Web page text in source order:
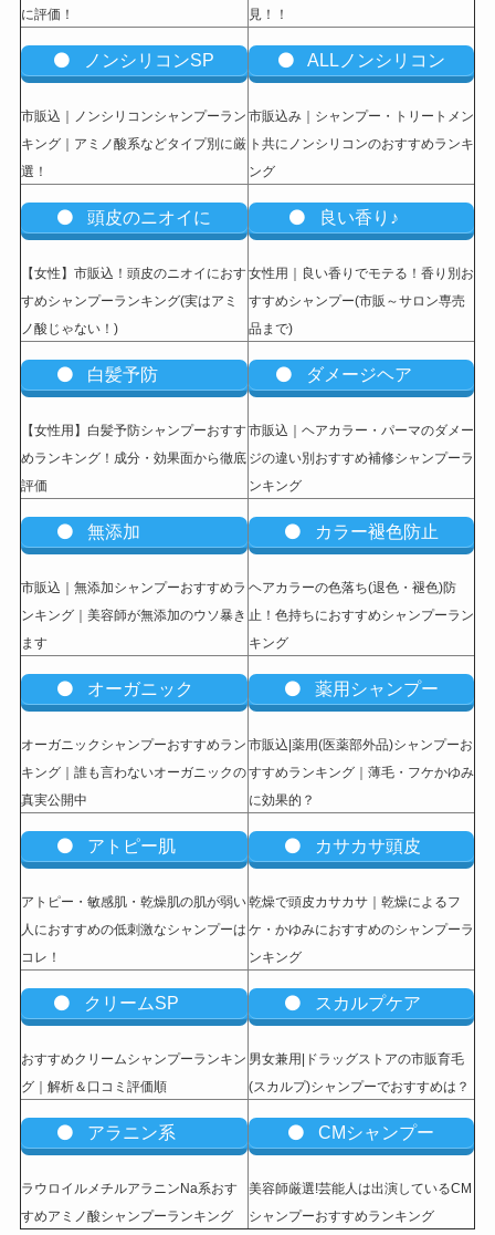
に評価！ 見！！
ノンシリコンSP
市販込｜ノンシリコンシャンプーラン
キング｜アミノ酸系などタイプ別に厳
選！
ALLノンシリコン
市販込み｜シャンプー・トリートメン
ト共にノンシリコンのおすすめランキ
ング
頭皮のニオイに
【女性】市販込 ！頭皮のニオイにおす
すめシャンプーランキング(実はアミ
ノ酸じゃない！)
良い香り♪
女性用｜良い香りでモテる！香り別お
すすめシャンプー(市販～サロン専売
品まで)
白髪予防
【女性用】白髪予防シャンプーおすす
めランキング！成分・効果面から徹底
評価
ダメージヘア
市販込｜ヘアカラー・パーマのダメー
ジの違い別おすすめ補修シャンプーラ
ンキング
無添加
市販込｜無添加シャンプーおすすめラ
ンキング｜美容師が無添加のウソ暴き
ます
カラー褪色防止
ヘアカラーの色落ち(退色・褪色)防
止！色持ちにおすすめシャンプーラン
キング
オーガニック
オーガニックシャンプーおすすめラン
キング｜誰も言わないオーガニックの
真実公開中
薬用シャンプー
市販込|薬用(医薬部外品)シャンプーお
すすめランキング｜薄毛・フケかゆみ
に効果的？
アトピー肌
アトピー・敏感肌・乾燥肌の肌が弱い
人におすすめの低刺激なシャンプーは
コレ！
カサカサ頭皮
乾燥で頭皮カサカサ｜乾燥によるフ
ケ・かゆみにおすすめのシャンプーラ
ンキング
クリームSP
おすすめクリームシャンプーランキン
グ｜解析＆口コミ評価順
スカルプケア
男女兼用|ドラッグストアの市販育毛
(スカルプ)シャンプーでおすすめは？
アラニン系
ラウロイルメチルアラニンNa系おす
すめアミノ酸シャンプーランキング
CMシャンプー
美容師厳選!芸能人は出演しているCM
シャンプーおすすめランキング